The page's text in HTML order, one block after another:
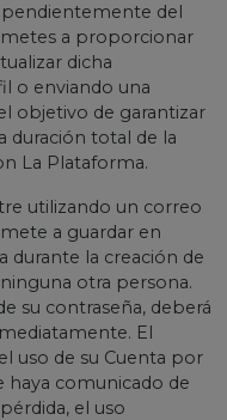
del
a proporcionar
dicha
o enviando una
objetivo de garantizar
duración total de la
La Plataforma.
utilizando un correo
a guardar en
durante la creación de
otra persona.
su contraseña, deberá
El
uso de su Cuenta por
haya comunicado de
el uso